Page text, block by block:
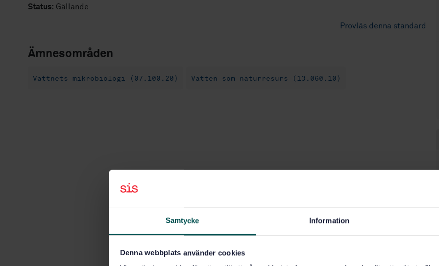
Samtycke Information
Denna webbplats använder cookies
Status: Gällande
Provläs denna standard
Ämnesområden
Vattnets mikrobiologi (07.100.20) Vatten som naturresurs (13.060.10)